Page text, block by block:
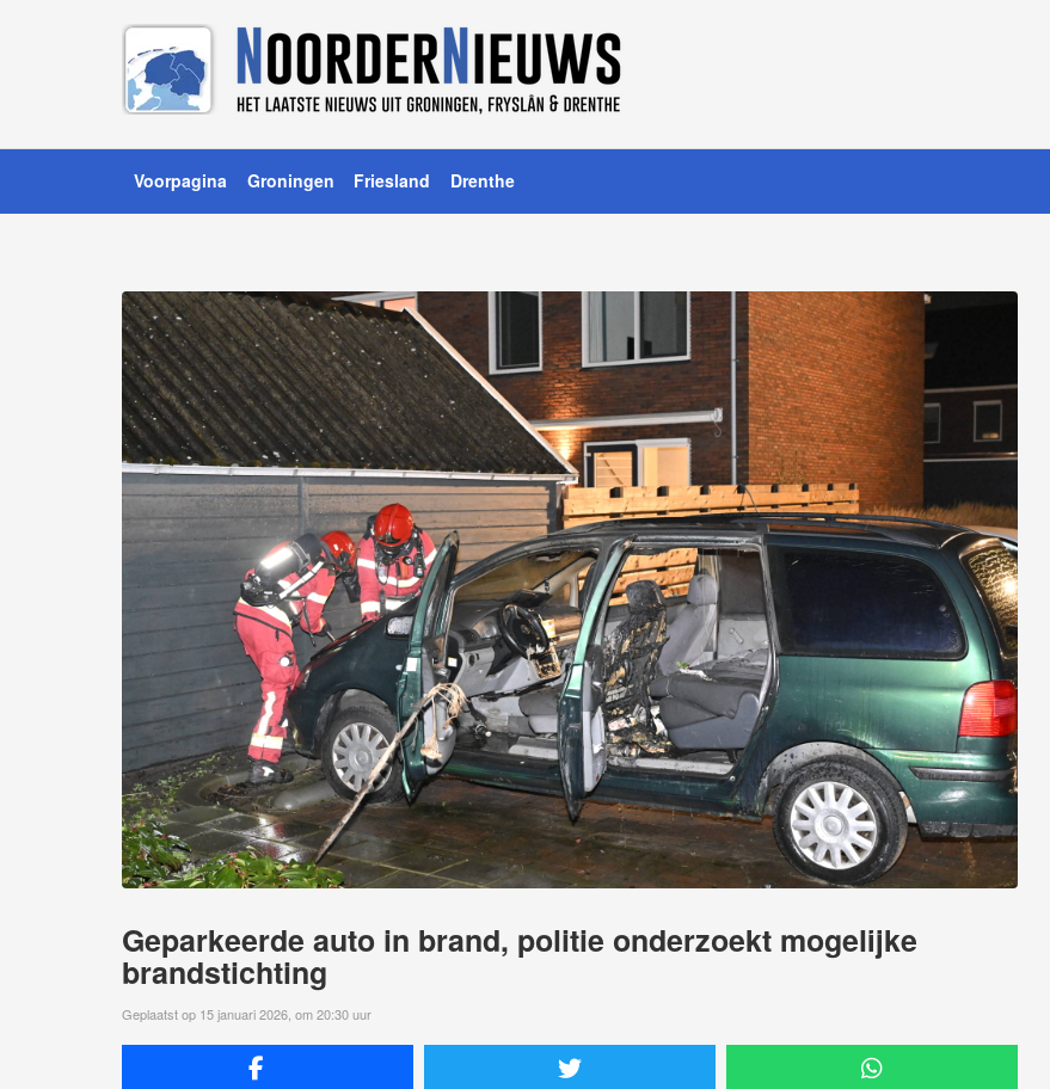
Voorpagina Groningen Friesland Drenthe
Geparkeerde auto in brand, politie onderzoekt mogelijke
brandstichting
Geplaatst op 15 januari 2026, om 20:30 uur